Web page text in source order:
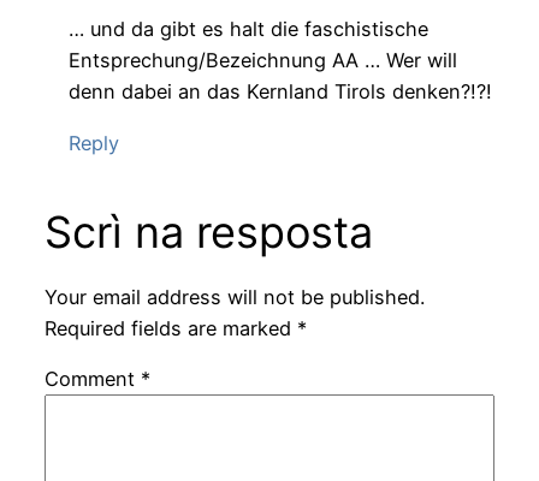
… und da gibt es halt die faschistische
Entsprechung/Bezeichnung AA … Wer will
denn dabei an das Kernland Tirols denken?!?!
Reply
Scrì na resposta
Your email address will not be published.
Required fields are marked *
Comment *